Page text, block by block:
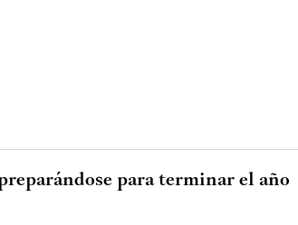
para terminar el año